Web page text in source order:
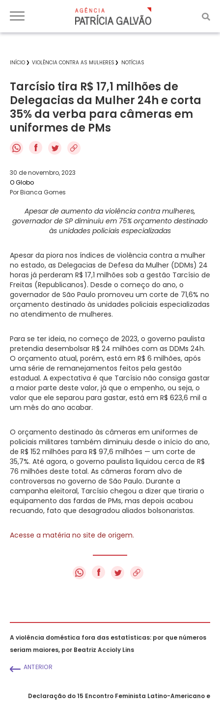
INÍCIO VIOLÊNCIA CONTRA AS MULHERES NOTÍCIAS
Tarcísio tira R$ 17,1 milhões de
Delegacias da Mulher 24h e corta
35% da verba para câmeras em
uniformes de PMs
f
30 de novembro, 2023
O Globo
Por Bianca Gomes
Apesar de aumento da violência contra mulheres,
governador de SP diminuiu em 75% orçamento destinado
às unidades policiais especializadas
Apesar da piora nos índices de violência contra a mulher
no estado, as Delegacias de Defesa da Mulher (DDMs) 24
horas já perderam R$ 17,1 milhões sob a gestão Tarcísio de
Freitas (Republicanos). Desde o começo do ano, o
governador de São Paulo promoveu um corte de 71,6% no
orçamento destinado às unidades policiais especializadas
no atendimento de mulheres.
Para se ter ideia, no começo de 2023, o governo paulista
pretendia desembolsar R$ 24 milhões com as DDMs 24h.
O orçamento atual, porém, está em R$ 6 milhões, após
uma série de remanejamentos feitos pela gestão
estadual. A expectativa é que Tarcísio não consiga gastar
a maior parte deste valor, já que o empenho, ou seja, o
valor que ele separou para gastar, está em R$ 623,6 mil a
um mês do ano acabar.
O orçamento destinado às câmeras em uniformes de
policiais militares também diminuiu desde o início do ano,
de R$ 152 milhões para R$ 97,6 milhões — um corte de
35,7%. Até agora, o governo paulista liquidou cerca de R$
76 milhões deste total. As câmeras foram alvo de
controversas no governo de São Paulo. Durante a
campanha eleitoral, Tarcísio chegou a dizer que tiraria o
equipamento das fardas de PMs, mas depois acabou
recuando, fato que desagradou aliados bolsonaristas.
Acesse a matéria no site de origem.
f
A violência doméstica fora das estatísticas: por que números
seriam maiores, por Beatriz Accioly Lins
ANTERIOR
Declaração do 15 Encontro Feminista Latino-Americano e